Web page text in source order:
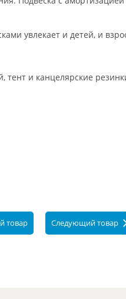
увлекает и детей, и
тент и канцелярские
товар Следующий товар